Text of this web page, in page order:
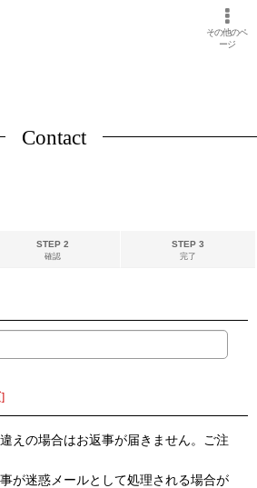
その他のペ
ージ
Contact
STEP 2
確認
STEP 3
完了
]
えの場合はお返事が届きません。ご注
が迷惑メールとして処理される場合が